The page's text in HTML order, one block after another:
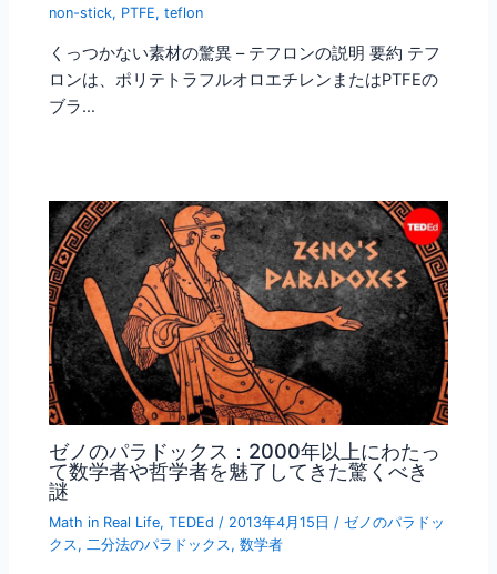
non-stick, PTFE,teflon
くっつかない素材の驚異 – テフロンの説明 要約 テフ
ロンは、ポリテトラフルオロエチレンまたはPTFEの
ブラ…
ゼノのパラドックス：2000年以上にわたっ
て数学者や哲学者を魅了してきた驚くべき
謎
Math in Real Life,TEDEd / 2013年4月15日 /ゼノのパラドッ
クス , 二分法のパラドックス ,数学者